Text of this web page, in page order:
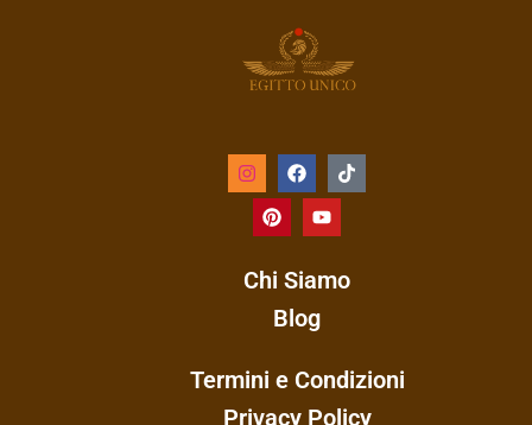
Chi Siamo
Blog
Termini e Condizioni
Privacy Policy